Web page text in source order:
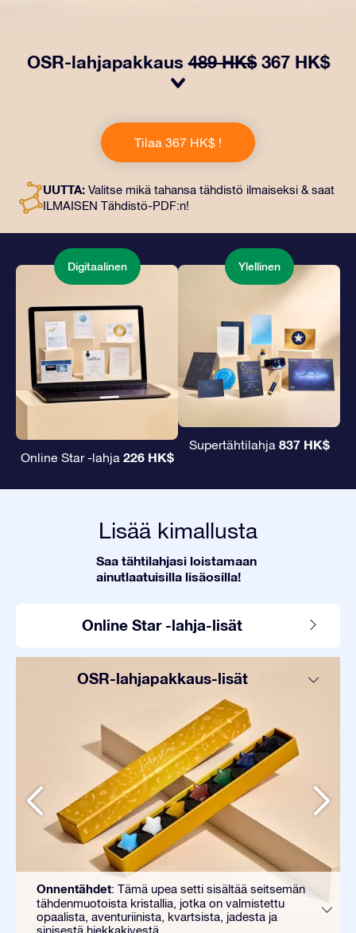
OSR-lahjapakkaus489 HK$ 367 HK$
Tämä lahja sisältää kauniin kirjekuoren ja
henkilökohtaiset ​​asiakirjat, jotka lähetetään
valitsemaasi osoitteeseen. Saat myös digitaaliset
maaginen tapa antaa ikuinen lahja ystäville ja rakkaille.
Tilaa 367 HK$ !
UUTTA: Valitse mikä tahansa tähdistö ilmaiseksi & saat
ILMAISEN Tähdistö-PDF:n!
Digitaalinen
Online Star -lahja 226 HK$
Ylellinen
Supertähtilahja 837 HK$
Lisää kimallusta
Saa tähtilahjasi loistamaan
ainutlaatuisilla lisäosilla!
Online Star -lahja-lisät
OSR-lahjapakkaus-lisät
Onnentähdet: Tämä upea setti sisältää seitsemän
tähdenmuotoista kristallia, jotka on valmistettu
opaalista, aventuriinista, kvartsista, jadesta ja